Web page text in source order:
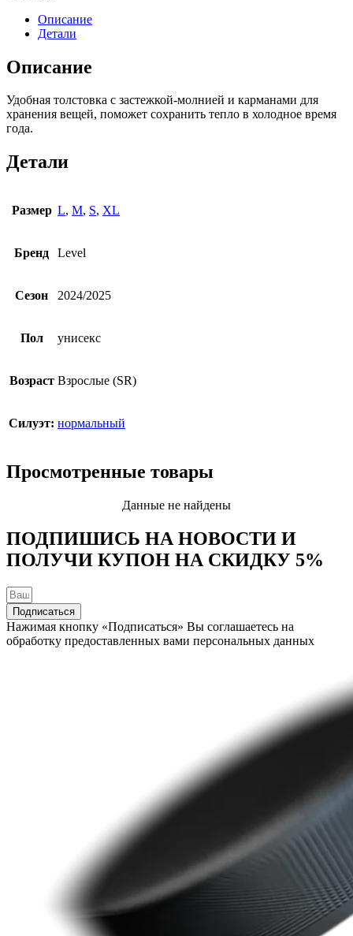
Описание
Детали
Описание
Удобная толстовка с застежкой-молнией и карманами для
хранения вещей, поможет сохранить тепло в холодное время
года.
Детали
Размер L, M, S, XL
Бренд Level
Сезон 2024/2025
Пол унисекс
Возраст Взрослые (SR)
Силуэт: нормальный
Просмотренные товары
Данные не найдены
ПОДПИШИСЬ НА НОВОСТИ И
ПОЛУЧИ КУПОН НА СКИДКУ 5%
Подписаться
Нажимая кнопку «Подписаться» Вы соглашаетесь на
обработку предоставленных вами персональных данных